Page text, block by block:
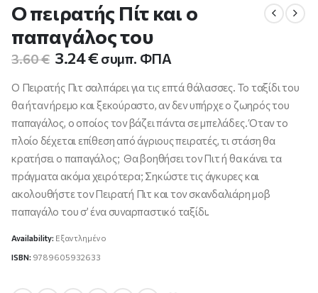
Ο πειρατής Πίτ και ο
παπαγάλος του
3.60€ Original
was:
3.60 €.
3.24€Η
τρέχουσα
τιμή
είναι:
3.24 €.
συμπ. ΦΠΑ
Ο Πειρατής Πιτ σαλπάρει για τις επτά θάλασσες. Το ταξίδι του
θα ήταν ήρεμο και ξεκούραστο, αν δεν υπήρχε ο ζωηρός του
παπαγάλος, ο οποίος τον βάζει πάντα σε μπελάδες. Όταν το
πλοίο δέχεται επίθεση από άγριους πειρατές, τι στάση θα
κρατήσει ο παπαγάλος; Θα βοηθήσει τον Πιτ ή θα κάνει τα
πράγματα ακόμα χειρότερα; Σηκώστε τις άγκυρες και
ακολουθήστε τον Πειρατή Πιτ και τον σκανδαλιάρη μοβ
παπαγάλο του σ’ ένα συναρπαστικό ταξίδι.
Availability: Εξαντλημένο
ISBN: 9789605932633